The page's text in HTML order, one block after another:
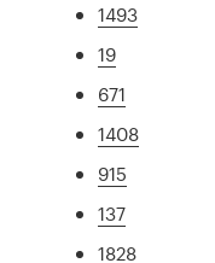
1493
19
671
1408
915
137
1828